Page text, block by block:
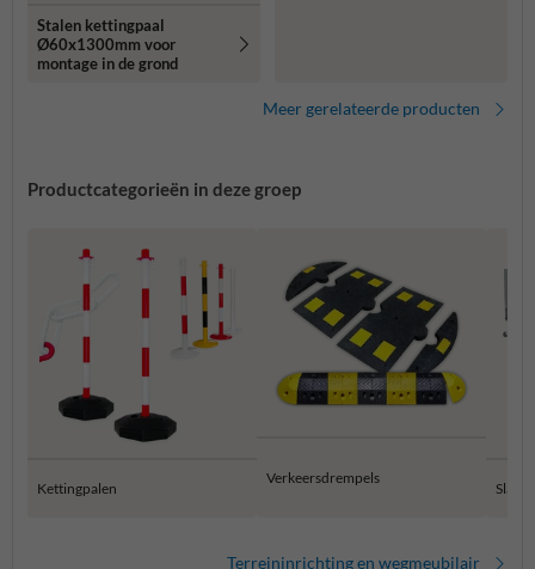
Stalen kettingpaal
Ø60x1300mm voor
montage in de grond
Meer gerelateerde producten
Productcategorieën in deze groep
Kettingpalen
Verkeersdrempels
Terreininrichting en wegmeubilair